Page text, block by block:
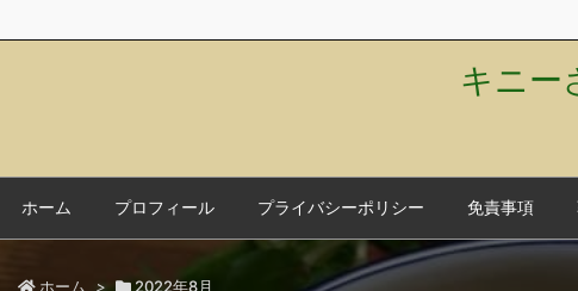
キニー
ホーム プロフィール プライバシーポリシー 免責事項
ホーム > 2022年8月